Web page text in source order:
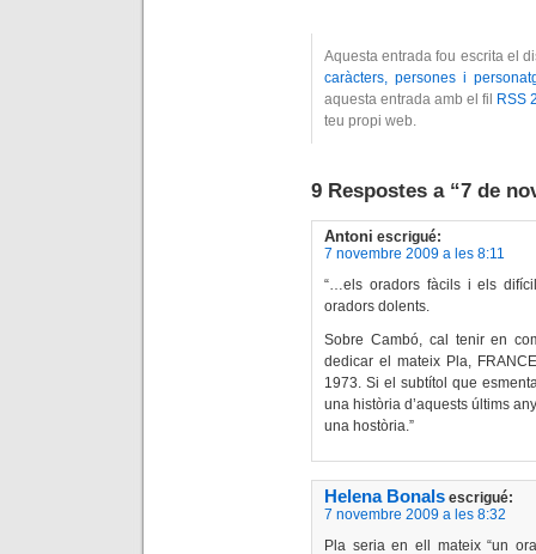
Aquesta entrada fou escrita el
caràcters, persones i
aquesta entrada amb el fil
RSS
teu propi web.
9 Respostes a “7 de
Antoni escrigué:
7 novembre 2009 a les 8:11
“…els oradors fàcils i els
oradors dolents.
Sobre Cambó, cal tenir en
dedicar el mateix Pla,
1973. Si el subtítol que
una història d’aquests últims
una hostòria.”
Helena Bonals escrigué:
7 novembre 2009 a les 8:32
Pla seria en ell mateix “un